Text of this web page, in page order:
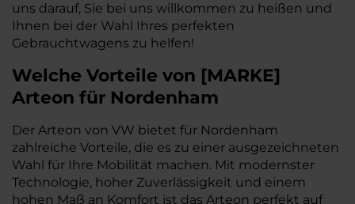
uns darauf, Sie bei uns willkommen zu heißen und
Ihnen bei der Wahl Ihres perfekten
Gebrauchtwagens zu helfen!
Welche Vorteile von [MARKE]
Arteon für Nordenham
Der Arteon von VW bietet für Nordenham
zahlreiche Vorteile, die es zu einer ausgezeichneten
Wahl für Ihre Mobilität machen. Mit modernster
Technologie, hoher Zuverlässigkeit und einem
hohen Maß an Komfort ist das Arteon perfekt auf